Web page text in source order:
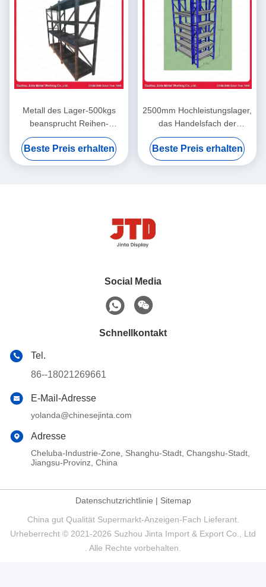
Metall des Lager-500kgs
beansprucht Reihen-
Schwarzes geschweißtes
Stahlfach BV 4 stark
Beste Preis erhalten
2500mm Hochleistungslager,
das Handelsfach der
Reihen-2000kgs 6 beiseite
legt
Beste Preis erhalten
Social Media
Schnellkontakt
Tel.
86--18021269661
E-Mail-Adresse
yolanda@chinesejinta.com
Adresse
Cheluba-Industrie-Zone, Shanghu-Stadt, Changshu-Stadt,
Jiangsu-Provinz, China
Datenschutzrichtlinie | Sitemap
China gut Qualität Supermarkt-Anzeigen-Fach Lieferant.
Urheberrecht © 2021-2026 Suzhou Jinta Import & Export Co., Ltd
. Alle Rechte vorbehalten.